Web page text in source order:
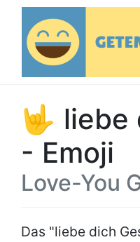
🤟 liebe
- Emoji
Love-You
Das "liebe dich